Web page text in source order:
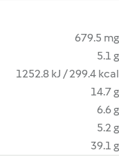
679.5 mg
5.1 g
1252.8 kJ / 299.4 kcal
14.7 g
6.6 g
5.2 g
39.1 g